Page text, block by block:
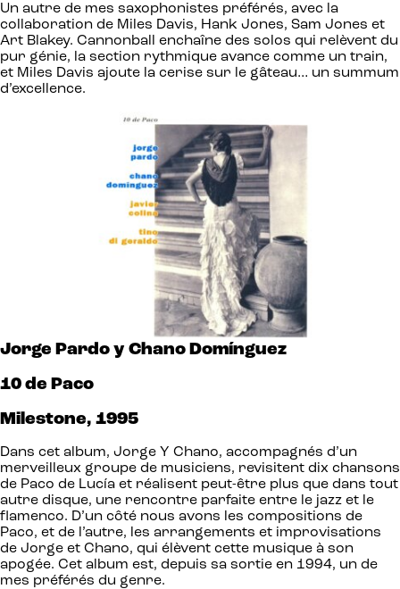
Un autre de mes saxophonistes préférés, avec la
collaboration de Miles Davis, Hank Jones, Sam Jones et
Art Blakey. Cannonball enchaîne des solos qui relèvent du
pur génie, la section rythmique avance comme un train,
et Miles Davis ajoute la cerise sur le gâteau… un summum
d’excellence.
Jorge Pardo y Chano Domínguez
10 de Paco
Milestone, 1995
Dans cet album, Jorge Y Chano, accompagnés d’un
merveilleux groupe de musiciens, revisitent dix chansons
de Paco de Lucía et réalisent peut-être plus que dans tout
autre disque, une rencontre parfaite entre le jazz et le
flamenco. D’un côté nous avons les compositions de
Paco, et de l’autre, les arrangements et improvisations
de Jorge et Chano, qui élèvent cette musique à son
apogée. Cet album est, depuis sa sortie en 1994, un de
mes préférés du genre.